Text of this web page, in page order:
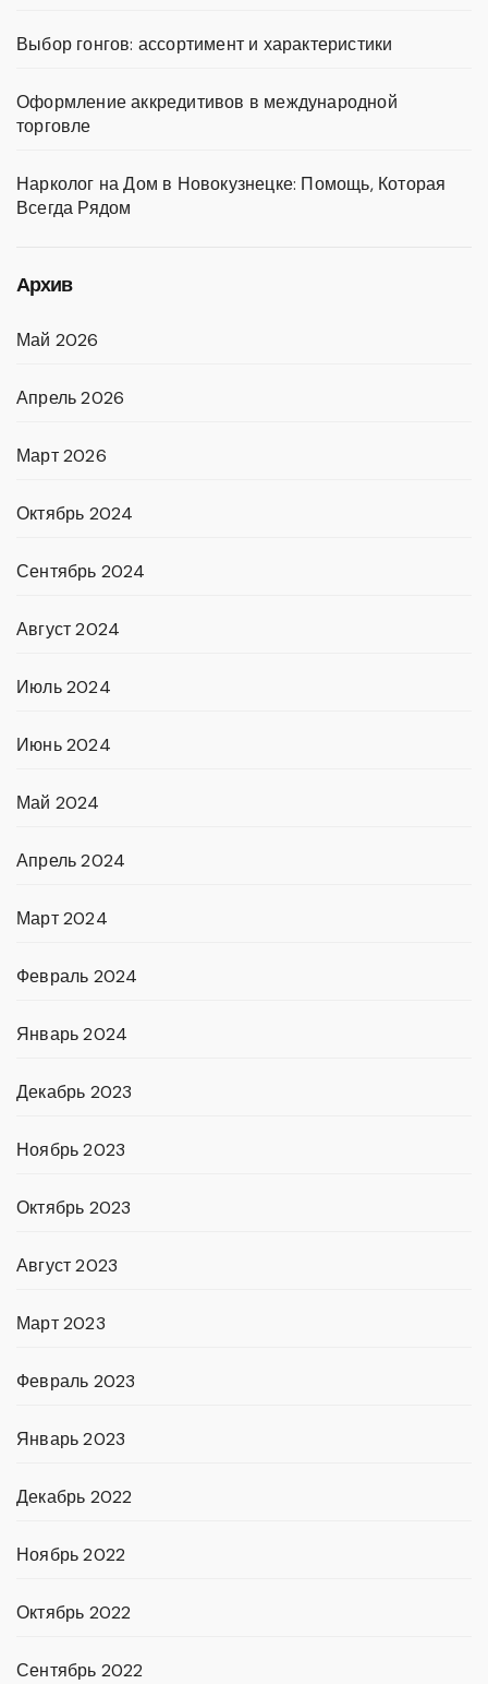
Выбор гонгов: ассортимент и характеристики
Оформление аккредитивов в международной
торговле
Нарколог на Дом в Новокузнецке: Помощь, Которая
Всегда Рядом
Архив
Май 2026
Апрель 2026
Март 2026
Октябрь 2024
Сентябрь 2024
Август 2024
Июль 2024
Июнь 2024
Май 2024
Апрель 2024
Март 2024
Февраль 2024
Январь 2024
Декабрь 2023
Ноябрь 2023
Октябрь 2023
Август 2023
Март 2023
Февраль 2023
Январь 2023
Декабрь 2022
Ноябрь 2022
Октябрь 2022
Сентябрь 2022